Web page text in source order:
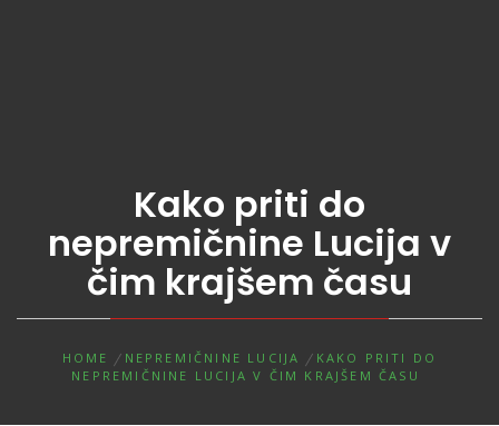
Kako priti do
nepremičnine Lucija v
čim krajšem času
HOME NEPREMIČNINE LUCIJA
KAKO PRITI DO
NEPREMIČNINE LUCIJA V ČIM KRAJŠEM ČASU